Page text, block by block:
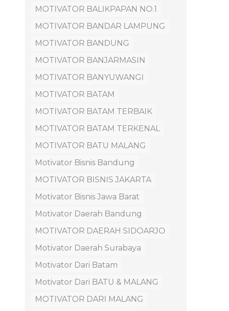
MOTIVATOR BALIKPAPAN NO.1
MOTIVATOR BANDAR LAMPUNG
MOTIVATOR BANDUNG
MOTIVATOR BANJARMASIN
MOTIVATOR BANYUWANGI
MOTIVATOR BATAM
MOTIVATOR BATAM TERBAIK
MOTIVATOR BATAM TERKENAL
MOTIVATOR BATU MALANG
Motivator Bisnis Bandung
MOTIVATOR BISNIS JAKARTA
Motivator Bisnis Jawa Barat
Motivator Daerah Bandung
MOTIVATOR DAERAH SIDOARJO
Motivator Daerah Surabaya
Motivator Dari Batam
Motivator Dari BATU & MALANG
MOTIVATOR DARI MALANG